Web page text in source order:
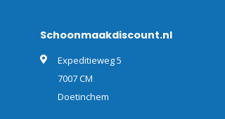
Schoonmaakdiscount.nl
Expeditieweg 5
7007 CM
Doetinchem